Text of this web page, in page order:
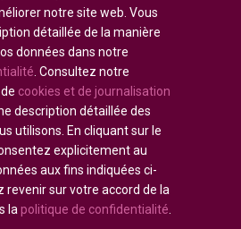
Portugal)
2020 - 2025
notre site web. Vous
détaillée de la manière
données dans notre
. Consultez notre
cookies et de journalisation
description détaillée des
utilisons. En cliquant sur le
explicitement au
aux fins indiquées ci-
revenir sur votre accord de la
la politique de confidentialité